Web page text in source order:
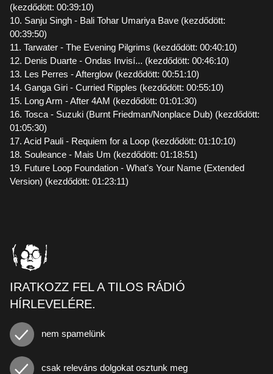
(kezdődött: 00:39:10)
10. Sanju Singh - Bali Tohar Umariya Bave (kezdődött:
00:39:50)
11. Tarwater - The Evening Pilgrims (kezdődött: 00:40:10)
12. Denis Duarte - Ondas Invisí... (kezdődött: 00:46:10)
13. Les Perres - Afterglow (kezdődött: 00:51:10)
14. Ganga Giri - Curried Ripples (kezdődött: 00:55:10)
15. Long Arm - After 4AM (kezdődött: 01:01:30)
16. Tosca - Suzuki (Burnt Friedman/Nonplace Dub) (kezdődött:
01:05:30)
17. Acid Pauli - Requiem for a Loop (kezdődött: 01:10:10)
18. Souleance - Mais Um (kezdődött: 01:18:51)
19. Future Loop Foundation - What's Your Name (Extended
Version) (kezdődött: 01:23:11)
IRATKOZZ FEL A TILOS RÁDIÓ
HÍRLEVELÉRE.
nem spamelünk
csak releváns dolgokat osztunk meg